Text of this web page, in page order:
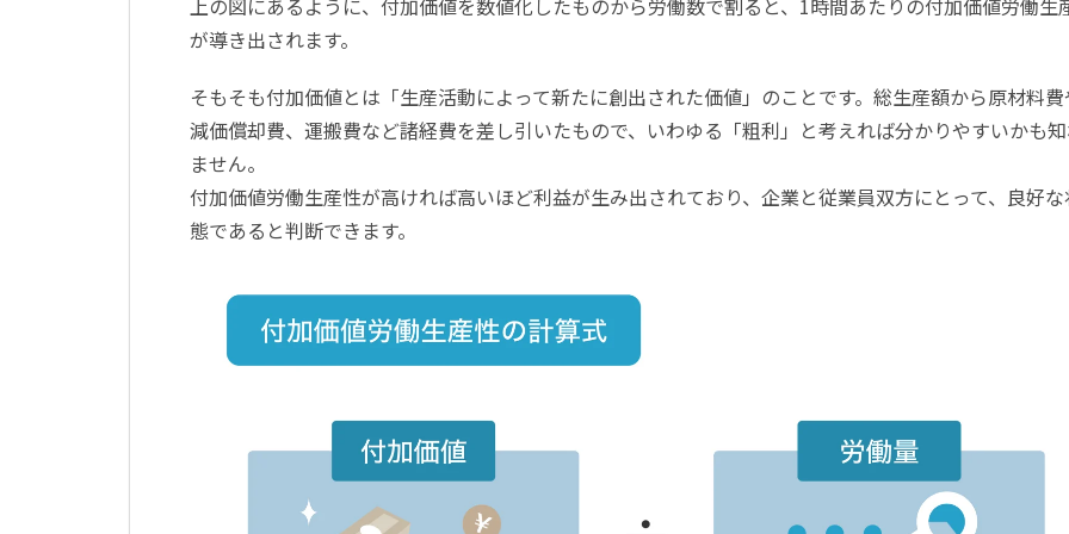
上の図にあるように、付加価値を数値化したものから労働数で割ると、1時間あたりの付加価値労働生
が導き出されます。
そもそも付加価値とは「生産活動によって新たに創出された価値」のことです。総生産額から原材料費
減価償却費、運搬費など諸経費を差し引いたもので、いわゆる「粗利」と考えれば分かりやすいかも
ません。
付加価値労働生産性が高ければ高いほど利益が生み出されており、企業と従業員双方にとって、良好
態であると判断できます。